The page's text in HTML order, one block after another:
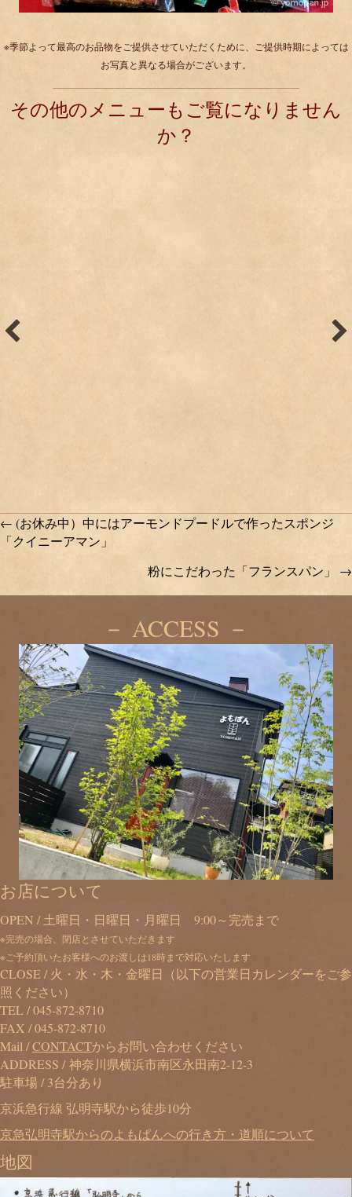
※季節よって最高のお品物をご提供させていただくために、ご提供時期によっては
お写真と異なる場合がございます。
その他のメニューもご覧になりません
か？
Posts
← (お休み中）中にはアーモンドプードルで作ったスポンジ
「クイニーアマン」
粉にこだわった「フランスパン」 →
－ ACCESS －
お店について
OPEN / 土曜日・日曜日・月曜日 9:00～完売まで
※完売の場合、閉店とさせていただきます
※ご予約頂いたお客様へのお渡しは18時まで対応いたします
CLOSE / 火・水・木・金曜日（以下の営業日カレンダーをご参
照ください）
TEL /045-872-8710
FAX / 045-872-8710
Mail /CONTACTからお問い合わせください
ADDRESS / 神奈川県横浜市南区永田南2-12-3
駐車場 / 3台分あり
京浜急行線 弘明寺駅から徒歩10分
京急弘明寺駅からのよもぱんへの行き方・道順について
地図